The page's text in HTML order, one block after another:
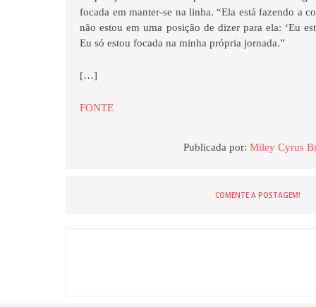
focada em manter-se na linha. “Ela está fazendo a
não estou em uma posição de dizer para ela: ‘Eu
Eu só estou focada na minha própria jornada.”
[…]
FONTE
Publicada por:Miley Cyrus
COMENTE A POSTAGEM!